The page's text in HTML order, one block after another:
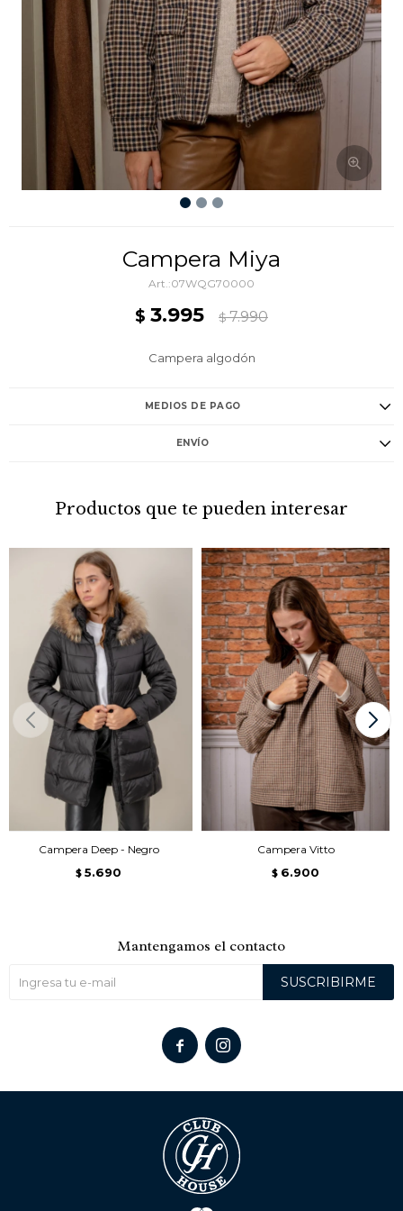
Campera Miya
07WQG70000
$ 3.995 $ 7.990
Campera algodón
MEDIOS DE PAGO
ENVÍO
Productos que te pueden interesar
Campera Deep - Negro
$ 5.690
Campera Vitto
$ 6.900
Mantengamos el contacto
SUSCRIBIRME
 